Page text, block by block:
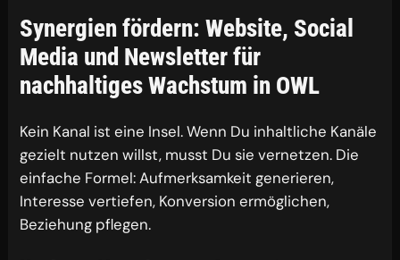
Synergien fördern: Website, Social
Media und Newsletter für
nachhaltiges Wachstum in OWL
Kein Kanal ist eine Insel. Wenn Du inhaltliche Kanäle
gezielt nutzen willst, musst Du sie vernetzen. Die
einfache Formel: Aufmerksamkeit generieren,
Interesse vertiefen, Konversion ermöglichen,
Beziehung pflegen.